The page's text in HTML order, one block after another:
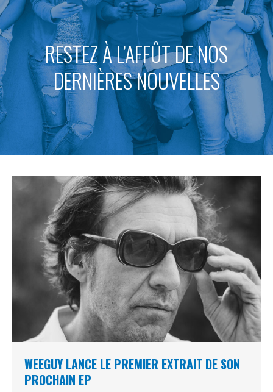
RESTEZ À L’AFFÛT DE NOS
DERNIÈRES NOUVELLES
WEEGUY LANCE LE PREMIER EXTRAIT DE SON
PROCHAIN EP